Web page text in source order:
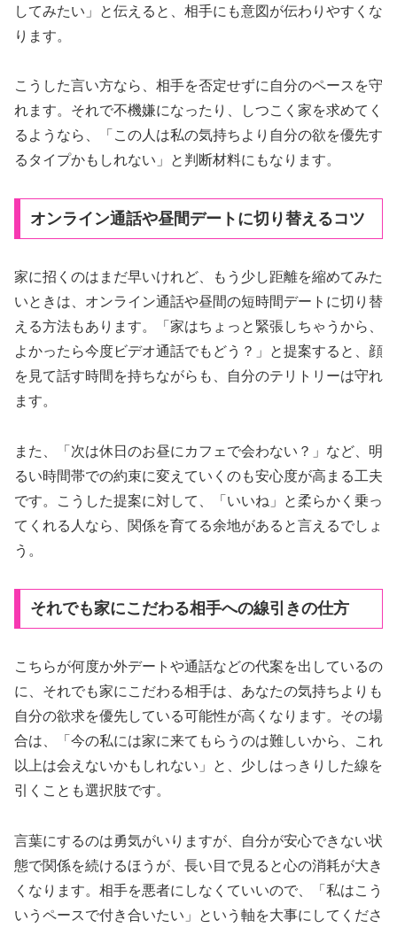
してみたい」と伝えると、相手にも意図が伝わりやすくな
ります。
こうした言い方なら、相手を否定せずに自分のペースを守
れます。それで不機嫌になったり、しつこく家を求めてく
るようなら、「この人は私の気持ちより自分の欲を優先す
るタイプかもしれない」と判断材料にもなります。
オンライン通話や昼間デートに切り替えるコツ
家に招くのはまだ早いけれど、もう少し距離を縮めてみた
いときは、オンライン通話や昼間の短時間デートに切り替
える方法もあります。「家はちょっと緊張しちゃうから、
よかったら今度ビデオ通話でもどう？」と提案すると、顔
を見て話す時間を持ちながらも、自分のテリトリーは守れ
ます。
また、「次は休日のお昼にカフェで会わない？」など、明
るい時間帯での約束に変えていくのも安心度が高まる工夫
です。こうした提案に対して、「いいね」と柔らかく乗っ
てくれる人なら、関係を育てる余地があると言えるでしょ
う。
それでも家にこだわる相手への線引きの仕方
こちらが何度か外デートや通話などの代案を出しているの
に、それでも家にこだわる相手は、あなたの気持ちよりも
自分の欲求を優先している可能性が高くなります。その場
合は、「今の私には家に来てもらうのは難しいから、これ
以上は会えないかもしれない」と、少しはっきりした線を
引くことも選択肢です。
言葉にするのは勇気がいりますが、自分が安心できない状
態で関係を続けるほうが、長い目で見ると心の消耗が大き
くなります。相手を悪者にしなくていいので、「私はこう
いうペースで付き合いたい」という軸を大事にしてくださ